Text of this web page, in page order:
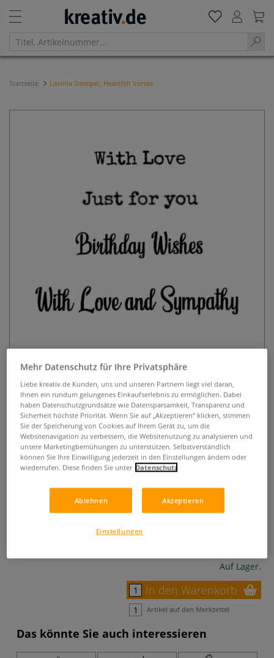
Startseite Lavinia Stempel, Heartfelt Verses
Lavinia Stempel, Heartfelt Verses
0 Bewertungen
Der transparente Lavinia Stempel ist optimal geeignet, um
mit Hilfe eines Acryl-Stempelblocks zauberhafte Karten,
Einladungen, Scrapbooks u.v.m. zu gestalten. Selbsthaftend
und wiederverwendbar.
Mehr
Auf Lager.
In den Warenkorb
Artikel auf den Merkzettel
Das könnte Sie auch interessieren
Mehr Datenschutz für Ihre Privatsphäre
Liebe kreativ.de Kunden, uns und unseren Partnern liegt viel daran,
Ihnen ein rundum gelungenes Einkaufserlebnis zu ermöglichen. Dabei
haben Datenschutzgrundsätze wie Datensparsamkeit, Transparenz und
Sicherheit höchste Priorität. Wenn Sie auf „Akzeptieren“ klicken, stimmen
Sie der Speicherung von Cookies auf Ihrem Gerät zu, um die
Websitenavigation zu verbessern, die Websitenutzung zu analysieren und
unsere Marketingbemühungen zu unterstützen. Selbstverständlich
können Sie Ihre Einwilligung jederzeit in den Einstellungen ändern oder
wiederrufen. Diese finden Sie unter Datenschutz
Ablehnen Akzeptieren
Einstellungen